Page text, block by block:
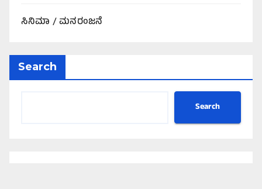
ಸಿನಿಮಾ / ಮನರಂಜನೆ
Search
Search